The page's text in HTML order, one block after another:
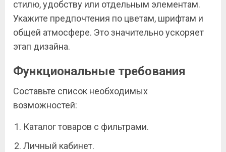
стилю, удобству или отдельным элементам.
Укажите предпочтения по цветам, шрифтам и
общей атмосфере. Это значительно ускоряет
этап дизайна.
Функциональные требования
Составьте список необходимых
возможностей:
Каталог товаров с фильтрами.
Личный кабинет.